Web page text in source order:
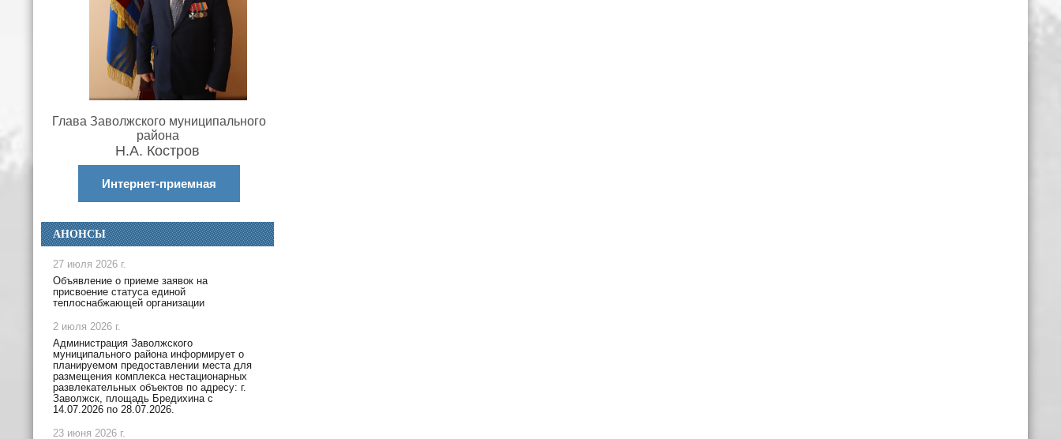
Глава Заволжского муниципального
района
Н.А. Костров
Интернет-приемная
АНОНСЫ
27 июля 2026 г.
Объявление о приеме заявок на
присвоение статуса единой
теплоснабжающей организации
2 июля 2026 г.
Администрация Заволжского
муниципального района информирует о
планируемом предоставлении места для
размещения комплекса нестационарных
развлекательных объектов по адресу: г.
Заволжск, площадь Бредихина с
14.07.2026 по 28.07.2026.
23 июня 2026 г.